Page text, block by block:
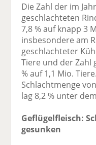
Die Zahl der im
geschlachteten
7,8 % auf knapp 3
insbesondere am
geschlachteter
Tiere und der Zahl
% auf 1,1 Mio.
Schlachtmenge
lag 8,2 % unter
Geflügelfleisch:
gesunken